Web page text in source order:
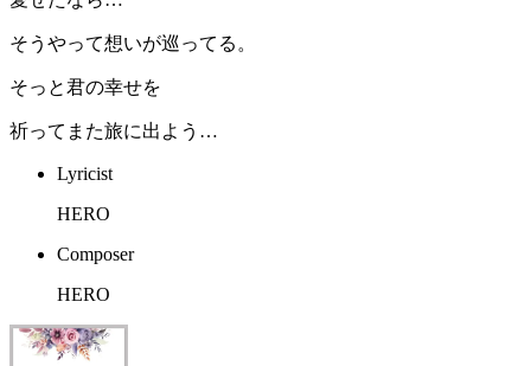
そうやって想いが巡ってる。
そっと君の幸せを
祈ってまた旅に出よう…
Lyricist
HERO
Composer
HERO